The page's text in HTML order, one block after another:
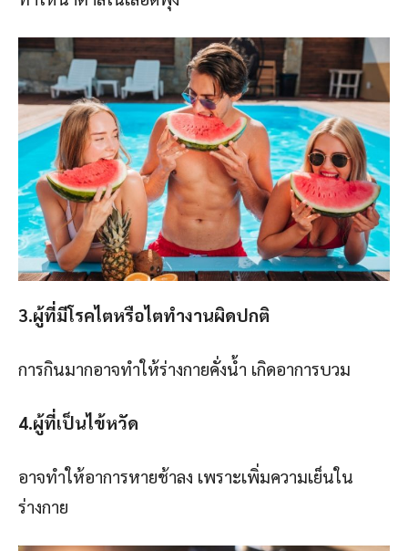
3.ผู้ที่มีโรคไตหรือไตทำงานผิดปกติ
การกินมากอาจทำให้ร่างกายคั่งน้ำ เกิดอาการบวม
4.ผู้ที่เป็นไข้หวัด
อาจทำให้อาการหายช้าลง เพราะเพิ่มความเย็นใน
ร่างกาย